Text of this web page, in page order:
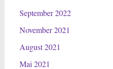
September 2022
November 2021
August 2021
Mai 2021